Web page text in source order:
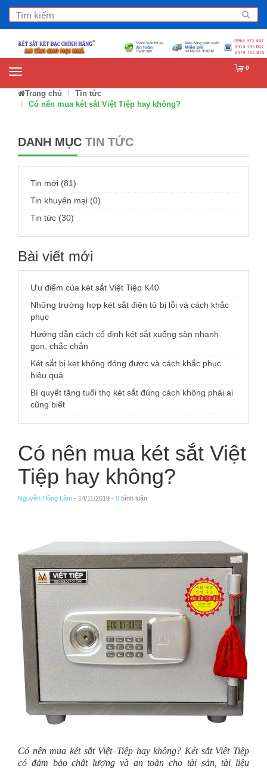
0
Trang chủ
Tin tức
Có nên mua két sắt Việt Tiệp hay không?
DANH MỤC TIN TỨC
Tin mới (81)
Tin khuyến mại (0)
Tin tức (30)
Bài viết mới
Ưu điểm của két sắt Việt Tiệp K40
Những trường hợp két sắt điện tử bị lỗi và cách khắc
phục
Hướng dẫn cách cố định két sắt xuống sàn nhanh
gọn, chắc chắn
Két sắt bị kẹt không đóng được và cách khắc phục
hiệu quả
Bí quyết tăng tuổi thọ két sắt đúng cách không phải ai
cũng biết
Có nên mua két sắt Việt
Tiệp hay không?
Nguyễn Hồng Lâm - 14/11/2019 - 0 bình luận
Có nên mua két sắt Việt–Tiệp hay không? Két sắt Việt Tiệp
có đảm bảo chất lượng và an toàn cho tài sản, tài liệu